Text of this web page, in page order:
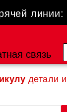
линии:
связь
детали и